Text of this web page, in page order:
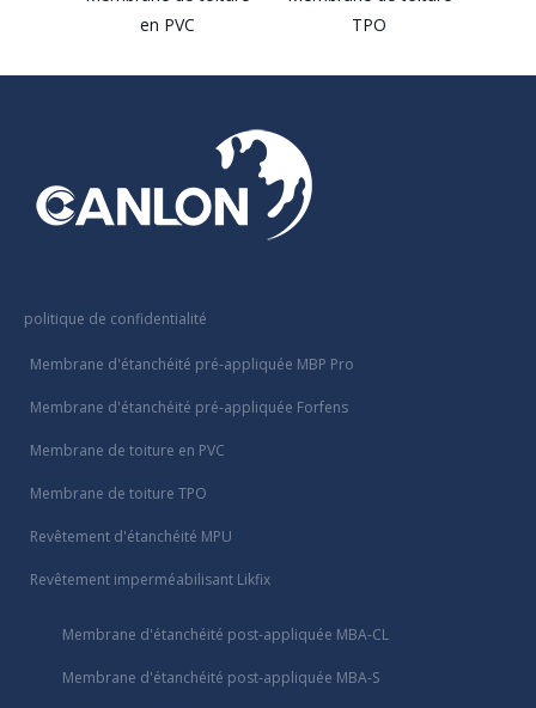
en PVC
TPO
politique de confidentialité
Membrane d'étanchéité pré-appliquée MBP Pro
Membrane d'étanchéité pré-appliquée Forfens
Membrane de toiture en PVC
Membrane de toiture TPO
Revêtement d'étanchéité MPU
Revêtement imperméabilisant Likfix
Membrane d'étanchéité post-appliquée MBA-CL
Membrane d'étanchéité post-appliquée MBA-S